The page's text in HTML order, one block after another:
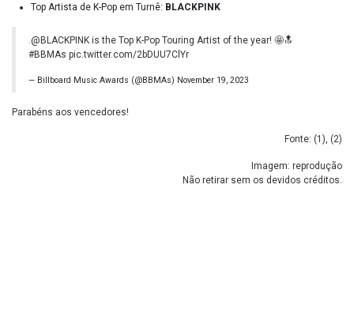
Top Artista de K-Pop em Turnê: BLACKPINK
.@BLACKPINK is the Top K-Pop Touring Artist of the year! 🤩🔝
#BBMAs pic.twitter.com/2bDUU7ClYr
— Billboard Music Awards (@BBMAs) November 19, 2023
Parabéns aos vencedores!
Fonte: (1 ), (2)
Imagem: reprodução
Não retirar sem os devidos créditos.